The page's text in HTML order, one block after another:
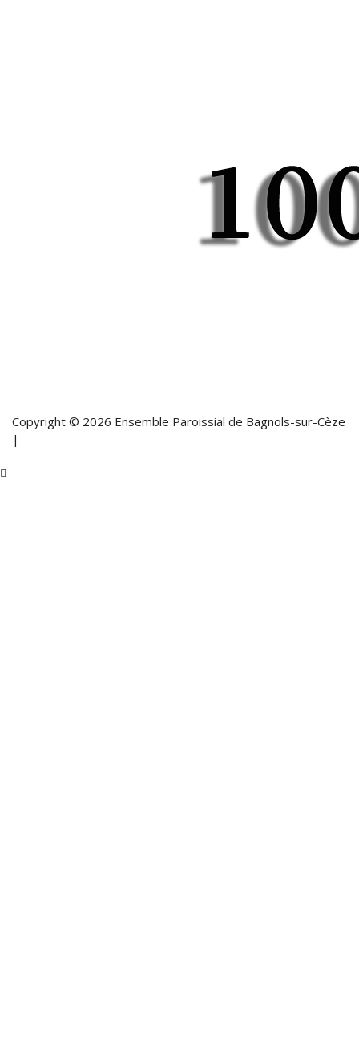
Copyright © 2026 Ensemble Paroissial de Bagnols-sur-Cèze
|